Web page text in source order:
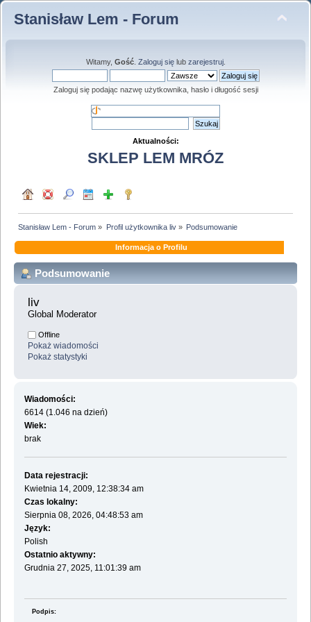
Stanisław Lem - Forum
Witamy, Gość. Zaloguj sięlub zarejestruj.
Zaloguj się podając nazwę użytkownika, hasło i długość sesji
Aktualności:
SKLEP LEM MRÓZ
Stanisław Lem - Forum » Profil użytkownika liv» Podsumowanie
Informacja o Profilu
Podsumowanie
liv
Global Moderator
Offline
Pokaż wiadomości
Pokaż statystyki
Wiadomości:
6614 (1.046 na dzień)
Wiek:
brak
Data rejestracji:
Kwietnia 14, 2009, 12:38:34 am
Czas lokalny:
Sierpnia 08, 2026, 04:48:53 am
Język:
Polish
Ostatnio aktywny:
Grudnia 27, 2025, 11:01:39 am
Podpis: